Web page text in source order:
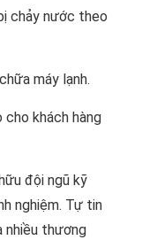
chảy nước theo
máy lạnh.
cho khách hàng
đội ngũ kỹ
nghiệm. Tự tin
nhiều thương